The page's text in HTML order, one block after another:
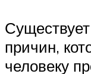
причин,
человеку